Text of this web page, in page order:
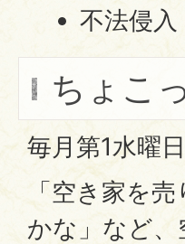
不法侵入
ちょこ
毎月第1水曜
「空き家を
かな」など